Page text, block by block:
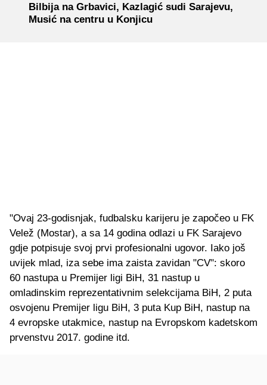
Bilbija na Grbavici, Kazlagić sudi Sarajevu,
Musić na centru u Konjicu
"Ovaj 23-godisnjak, fudbalsku karijeru je započeo u FK
Velež (Mostar), a sa 14 godina odlazi u FK Sarajevo
gdje potpisuje svoj prvi profesionalni ugovor. Iako još
uvijek mlad, iza sebe ima zaista zavidan "CV": skoro
60 nastupa u Premijer ligi BiH, 31 nastup u
omladinskim reprezentativnim selekcijama BiH, 2 puta
osvojenu Premijer ligu BiH, 3 puta Kup BiH, nastup na
4 evropske utakmice, nastup na Evropskom kadetskom
prvenstvu 2017. godine itd.